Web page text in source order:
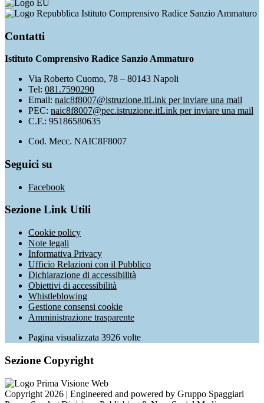
Istituto Comprensivo Radice Sanzio Ammaturo
Contatti
Istituto Comprensivo Radice Sanzio Ammaturo
Via Roberto Cuomo, 78 – 80143 Napoli
Tel: 081.7590290
Email: naic8f8007@istruzione.itLink per inviare una mail
PEC: naic8f8007@pec.istruzione.itLink per inviare una mail
C.F.: 95186580635
Cod. Mecc. NAIC8F8007
Seguici su
Facebook
Sezione Link Utili
Cookie policy
Note legali
Informativa Privacy
Ufficio Relazioni con il Pubblico
Dichiarazione di accessibilità
Obiettivi di accessibilità
Whistleblowing
Gestione consensi cookie
Amministrazione trasparente
Pagina visualizzata 3926 volte
Sezione Copyright
Copyright 2026 | Engineered and powered by Gruppo Spaggiari